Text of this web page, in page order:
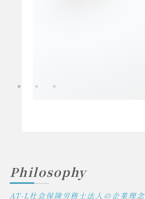
AT-L社会保険労務士法人の企業理念
Philosophy